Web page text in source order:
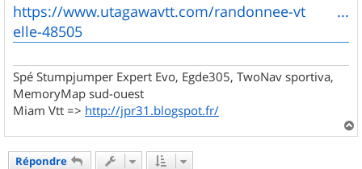
s
s
a
g
https://www.utagawavtt.com/randonnee-vt ...
elle-48505
Spé Stumpjumper Expert Evo, Egde305, TwoNav sportiva,
MemoryMap sud-ouest
Miam Vtt => http://jpr31.blogspot.fr/
a
Répondre